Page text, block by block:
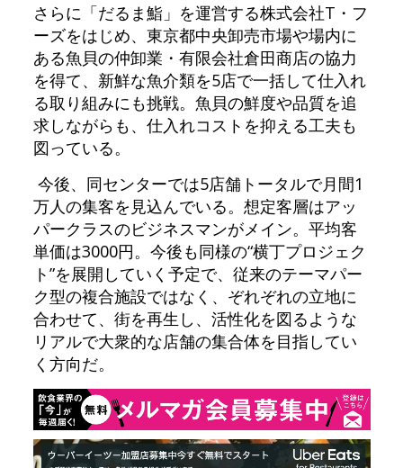
さらに「だるま鮨」を運営する株式会社T・フ
ーズをはじめ、東京都中央卸売市場や場内に
ある魚貝の仲卸業・有限会社倉田商店の協力
を得て、新鮮な魚介類を5店で一括して仕入れ
る取り組みにも挑戦。魚貝の鮮度や品質を追
求しながらも、仕入れコストを抑える工夫も
図っている。
今後、同センターでは5店舗トータルで月間1
万人の集客を見込んでいる。想定客層はアッ
パークラスのビジネスマンがメイン。平均客
単価は3000円。今後も同様の“横丁プロジェク
ト”を展開していく予定で、従来のテーマパー
ク型の複合施設ではなく、ぞれぞれの立地に
合わせて、街を再生し、活性化を図るような
リアルで大衆的な店舗の集合体を目指してい
く方向だ。